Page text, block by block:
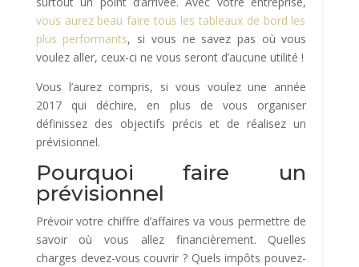
vous aurez beau faire tous les tableaux de bord les
plus performants, si vous ne savez pas où vous
voulez aller, ceux-ci ne vous seront d’aucune utilité !
Vous l’aurez compris, si vous voulez une année
2017 qui déchire, en plus de vous organiser
définissez des objectifs précis et de réalisez un
prévisionnel.
Pourquoi faire un
prévisionnel
Prévoir votre chiffre d’affaires va vous permettre de
savoir où vous allez financièrement. Quelles
charges devez-vous couvrir ? Quels impôts pouvez-